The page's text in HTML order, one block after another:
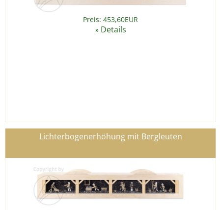
Preis: 453,60EUR
» Details
Lichterbogenerhöhung mit Bergleuten